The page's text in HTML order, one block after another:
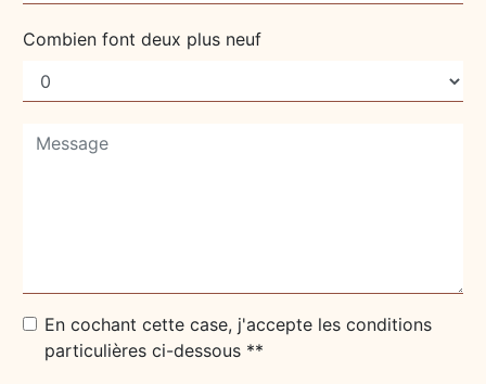
Combien font deux plus neuf
En cochant cette case, j'accepte les conditions
particulières ci-dessous **